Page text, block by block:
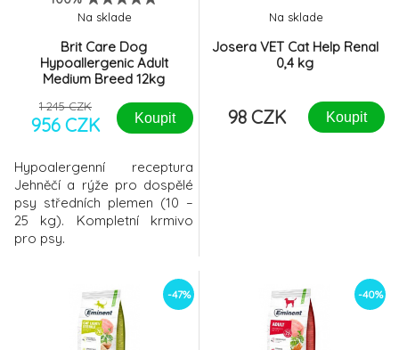
368 CZK
Eminent Cat Light Sterile 10kg
100% 564 CZK
Brit Care Dog
Hypoallergenic Adult
Medium Breed 12kg
Na sklade
1 245 CZK
956 CZK Koupit
Hypoalergenní receptura
Jehněčí a rýže pro dospělé
psy středních plemen (10 –
25 kg). Kompletní krmivo
pro psy.
Josera VET Cat Help Renal
0,4 kg
Na sklade
98 CZK Koupit
-47% -40%